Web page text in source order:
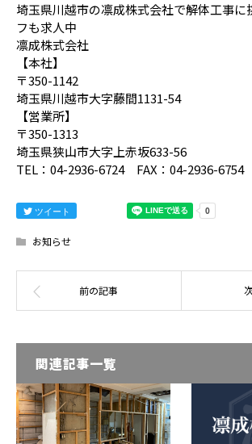
埼玉県川越市の凛成株式会社で解体工事に
フも求人中
凛成株式会社
【本社】
〒350-1142
埼玉県川越市大字藤間1131-54
【営業所】
〒350-1313
埼玉県狭山市大字上赤坂633-56
TEL：04-2936-6724 FAX：04-2936-6754
ツイート
お知らせ
関連記事一覧